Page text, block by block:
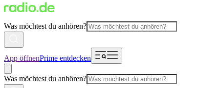
Was möchtest du anhören?
App öffnenPrime entdecken
Was möchtest du anhören?